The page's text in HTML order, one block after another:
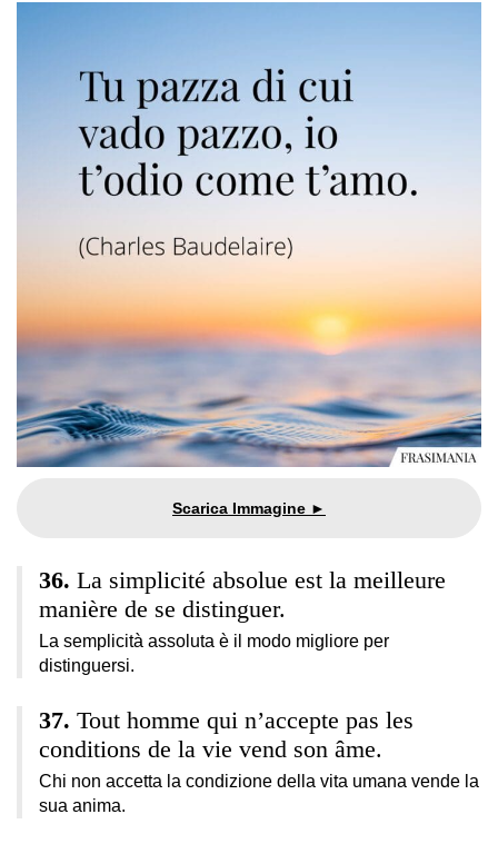
La simplicité absolue est la meilleure
manière de se distinguer.
La semplicità assoluta è il modo migliore per
distinguersi.
Tout homme qui n’accepte pas les
conditions de la vie vend son âme.
Chi non accetta la condizione della vita umana vende la
sua anima.